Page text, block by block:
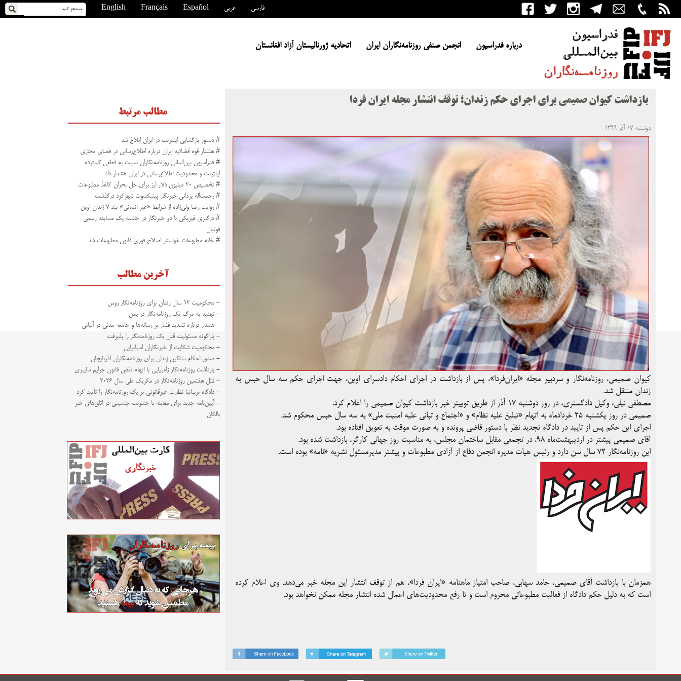
English Français Español عربی فارسی
درباره فدراسیون انجمن صنفی روزنامه‌نگاران ایران اتحادیه ژورنالیستان آزاد افغانستان
بازداشت کیوان صمیمی برای اجرای حکم زندان؛ توقف انتشار مجله ایران فردا
دوشنبه ۱۷ آذر ۱۳۹۹
کیوان صمیمی، روزنامه‌نگار و سردبیر مجله «ایران‌فردا»، پس از بازداشت در اجرای احکام دادسرای اوین، جهت اجرای حکم سه سال حبس به
زندان منتقل شد.
مصطفی نیلی، وکیل دادگستری، در روز دوشنبه ۱۷ آذر از طریق توییتر خبر بازداشت کیوان صمیمی را اعلام کرد.
صمیمی در روز یکشنبه ۲۵ خردادماه به اتهام «تبلیغ علیه نظام» و «اجتماع و تبانی علیه امنیت ملی» به سه سال حبس محکوم شد.
اجرای این حکم پس از تایید در دادگاه تجدید نظر با دستور قاضی پرونده و به صورت موقت به تعویق افتاده بود.
آقای صمیمی پیشتر در اردیبهشت‌ماه ۹۸، در تجمعی مقابل ساختمان مجلس، به مناسبت روز جهانی کارگر، بازداشت شده بود.
این روزنامه‌نگار ۷۲ سال سن دارد و رئیس هیات مدیره انجمن دفاع از آزادی مطبوعات و پیشتر مدیرمسئول نشریه «نامه» بوده است.
همزمان با بازداشت آقای صمیمی، حامد سهابی، صاحب امتیاز ماهنامه «ایران فردا»، هم از توقف انتشار این مجله خبر می‌دهد. وی اعلام کرده
است که به دلیل حکم دادگاه از فعالیت مطبوعاتی محروم است و تا رفع محدودیت‌های اعمال شده انتشار مجله ممکن نخواهد بود.
مطالب مرتبط
# دستور بازگشایی اینترنت در ایران ابلاغ شد
# هشدار قوه قضائیه ایران درباره اطلاع‌رسانی در فضای مجازی
# فدراسیون بین‌المللی روزنامه‌نگاران نسبت به قطعی گسترده
اینترنت و محدودیت اطلاع‌رسانی در ایران هشدار داد
# تخصیص ۲۰ میلیون دلار ارز برای حل بحران کاغذ مطبوعات
# رحمت‌اله یزدانی خبرنگار پیشکسوت شهرکرد درگذشت
# روایت رضا ولی‌زاده از شرایط «غیر انسانی» بند ۷ زندان اوین
# درگیری فیزیکی با دو خبرنگار در حاشیه یک مسابقه رسمی
فوتبال
# خانه مطبوعات خواستار اصلاح فوری قانون مطبوعات شد
آخرین مطالب
- محکومیت ۱۲ سال زندان برای روزنامه‌نگار روس
- تهدید به مرگ یک روزنامه‌نگار در یمن
- هشدار درباره تشدید فشار بر رسانه‌ها و جامعه مدنی در آلبانی
- پاراگوئه مسئولیت قتل یک روزنامه‌نگار را پذیرفت
- محکومیت شکایت از خبرنگاران اسپانیایی
- صدور احکام سنگین زندان برای روزنامه‌نگاران آذربایجان
- بازداشت روزنامه‌نگار زامبیایی با اتهام نقض قانون جرایم سایبری
- قتل هفتمین روزنامه‌نگار در مکزیک طی سال ۲۰۲۶
- دادگاه بریتانیا نظارت غیرقانونی بر یک روزنامه‌نگار را تأیید کرد
- آیین‌نامه جدید برای مقابله با خشونت جنسیتی در اتاق‌های خبر
بالکان